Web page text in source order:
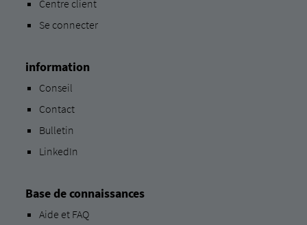
Centre client
Se connecter
information
Conseil
Contact
Bulletin
LinkedIn
Base de connaissances
Aide et FAQ